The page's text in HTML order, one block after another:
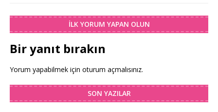
İLK YORUM YAPAN OLUN
Bir yanıt bırakın
Yorum yapabilmek için oturum açmalısınız.
SON YAZILAR